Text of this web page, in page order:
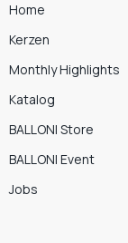
Home
Kerzen
Monthly Highlights
Katalog
BALLONI Store
BALLONI Event
Jobs